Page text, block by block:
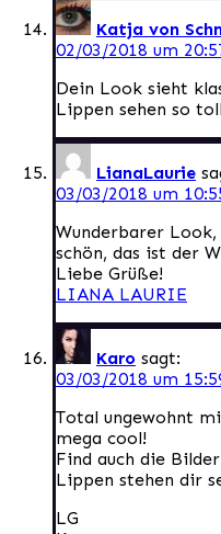
Katja von
02/03/2018 um
Dein Look sieht
Lippen sehen so
LianaLaurie
03/03/2018 um
Wunderbarer
schön, das ist der
Liebe Grüße!
LIANA LAURIE
Karo sagt:
03/03/2018 um
Total ungewohnt
mega cool!
Find auch die
Lippen stehen dir
LG